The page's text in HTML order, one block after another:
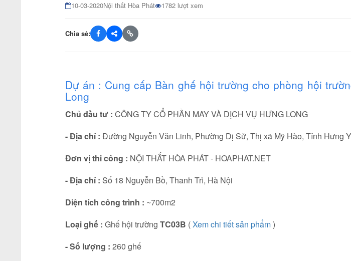
10-03-2020Nội thất Hòa Phát 1782 lượt xem
Chia sẻ:
Dự án : Cung cấp Bàn ghế hội trường cho phòng hội
Long
Chủ đầu tư: CÔNG TY CỔ PHẦN MAY VÀ DỊCH VỤ HƯNG LONG
- Địa chỉ: Đường Nguyễn Văn Linh, Phường Dị Sử, Thị xã Mỹ Hào, Tỉnh Hưng
Đơn vị thi công : NỘI THẤT HÒA PHÁT - HOAPHAT.NET
- Địa chỉ : Số 18 Nguyễn Bồ, Thanh Trì, Hà Nội
Diện tích công trình : ~700m2
Loại ghế : Ghế hội trường TC03B (Xem chi tiết sản phẩm)
- Số lượng : 260 ghế